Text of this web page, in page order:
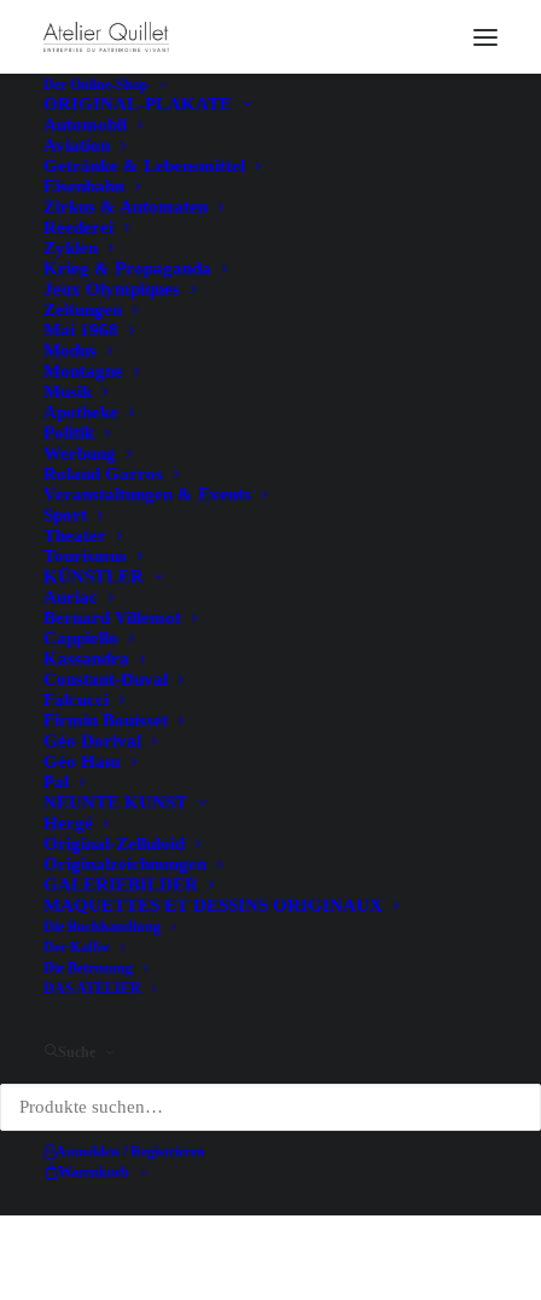
Der Online-Shop
ORIGINAL-PLAKATE
Automobil
Aviation
Getränke & Lebensmittel
Eisenbahn
Zirkus & Automaten
Reederei
Zyklen
Krieg & Propaganda
Jeux Olympiques
Zeitungen
Mai 1968
Modus
Montagne
Musik
Apotheke
Politik
Werbung
Roland Garros
Veranstaltungen & Events
Sport
Theater
Tourismus
KÜNSTLER
Auriac
Bernard Villemot
Cappiello
Kassandra
Constant-Duval
Falcucci
Firmin Bouisset
Géo Dorival
Géo Ham
Pal
NEUNTE KUNST
Hergé
Original-Zelluloid
Originalzeichnungen
GALERIEBILDER
MAQUETTES ET DESSINS ORIGINAUX
Die Buchhandlung
Der Kaffee
Die Betreuung
DAS ATELIER
Anmelden / Registrieren
Warenkorb
Quoi de neuf
à la Librairie Quillet?
Evènements ● News
Besichtigu
ng der
Dokument
enrestaurie
rungswerk
statt
8 août, 2026
On recrute
20 avril,
2026
14 avril,
2026
Quillet